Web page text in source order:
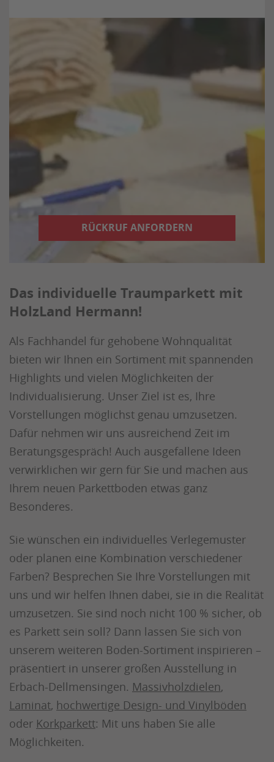
RÜCKRUF ANFORDERN
Das individuelle Traumparkett mit
HolzLand Hermann!
Als Fachhandel für gehobene Wohnqualität
bieten wir Ihnen ein Sortiment mit spannenden
Highlights und vielen Möglichkeiten der
Individualisierung. Unser Ziel ist es, Ihre
Vorstellungen möglichst genau umzusetzen.
Dafür nehmen wir uns ausreichend Zeit im
Beratungsgespräch! Auch ausgefallene Ideen
verwirklichen wir gern für Sie und machen aus
Ihrem neuen Parkettboden etwas ganz
Besonderes.
Sie wünschen ein individuelles Verlegemuster
oder planen eine Kombination verschiedener
Farben? Besprechen Sie Ihre Vorstellungen mit
uns und wir helfen Ihnen dabei, sie in die Realität
umzusetzen. Sie sind noch nicht 100 % sicher, ob
es Parkett sein soll? Dann lassen Sie sich von
unserem weiteren Boden-Sortiment inspirieren –
präsentiert in unserer großen Ausstellung in
Erbach-Dellmensingen. Massivholzdielen,
Laminat, hochwertige Design- und Vinylböden
oder Korkparkett: Mit uns haben Sie alle
Möglichkeiten.